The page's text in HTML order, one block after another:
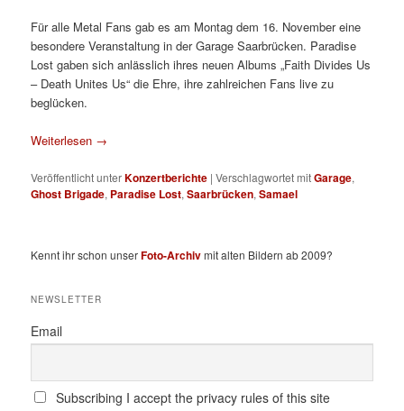
Für alle Metal Fans gab es am Montag dem 16. November eine
besondere Veranstaltung in der Garage Saarbrücken. Paradise
Lost gaben sich anlässlich ihres neuen Albums „Faith Divides Us
– Death Unites Us“ die Ehre, ihre zahlreichen Fans live zu
beglücken.
Weiterlesen →
Veröffentlicht unterKonzertberichte |Verschlagwortet mitGarage,
Ghost Brigade, Paradise Lost,Saarbrücken,Samael
Kennt ihr schon unserFoto-Archivmit alten Bildern ab 2009?
NEWSLETTER
Email
Subscribing I accept the privacy rules of this site